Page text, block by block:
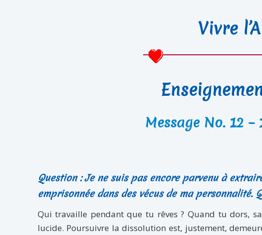
Vivre
Message No. 12
Question : Je ne suis pas encore parvenu à
emprisonnée dans des vécus de ma personnalité.
Qui travaille pendant que tu rêves ? Quand tu dors,
lucide. Poursuivre la dissolution est, justement,